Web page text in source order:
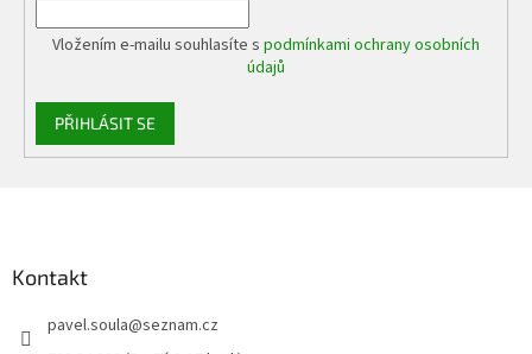
Vložením e-mailu souhlasíte s podmínkami ochrany osobních
údajů
PŘIHLÁSIT SE
Kontakt
pavel.soula@seznam.cz